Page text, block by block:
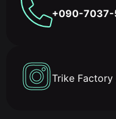
+090-7037-
Trike Factory